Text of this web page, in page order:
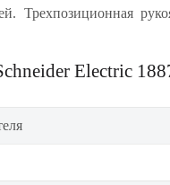
Трехпозиционная
Electric